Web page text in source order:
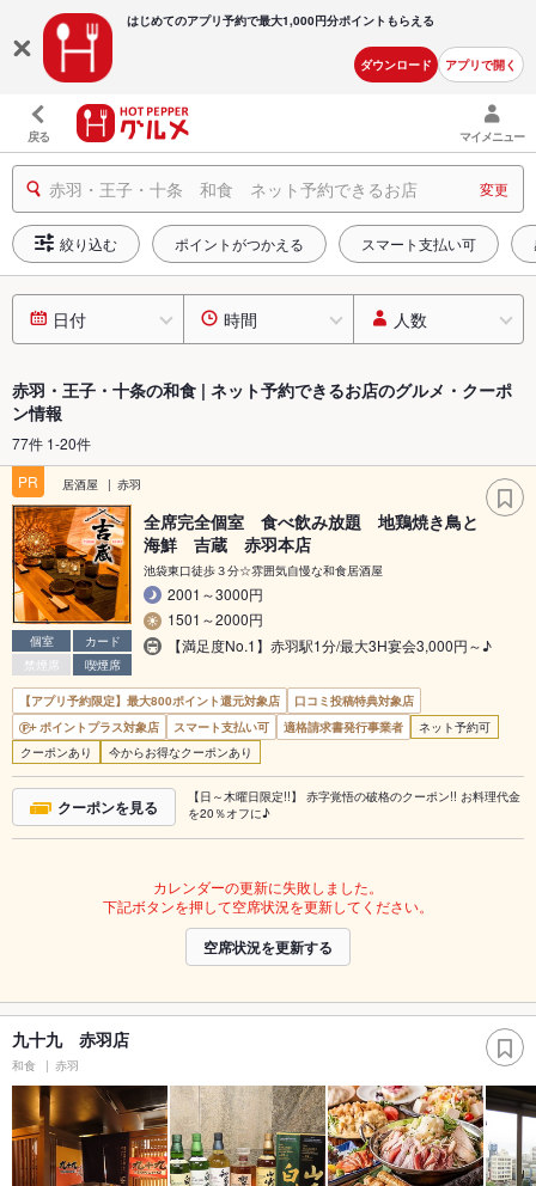
はじめてのアプリ予約で最大1,000円分ポイントもらえる
ダウンロード アプリで開く
戻る マイメニュー
赤羽・王子・十条 和食 ネット予約できるお店 変更
絞り込む ポイントがつかえる スマート支払い可
日付 時間 人数
赤羽・王子・十条の和食 | ネット予約できるお店のグルメ・クーポ
ン情報
77件 1-20件
PR
居酒屋 赤羽
個室
カード
禁煙席
喫煙席
全席完全個室 食べ飲み放題 地鶏焼き鳥と
海鮮 吉蔵 赤羽本店
池袋東口徒歩３分☆雰囲気自慢な和食居酒屋
2001～3000円
1501～2000円
【満足度No.1】赤羽駅1分/最大3H宴会3,000円～♪
【アプリ予約限定】最大800ポイント還元対象店
口コミ投稿特典対象店
ポイントプラス対象店
スマート支払い可 適格請求書発行事業者
ネット予約可
クーポンあり
今からお得なクーポンあり
クーポンを見る
【日～木曜日限定!!】 赤字覚悟の破格のクーポン!! お料理代金
を20％オフに♪
カレンダーの更新に失敗しました。
下記ボタンを押して空席状況を更新してください。
空席状況を更新する
九十九 赤羽店
和食 赤羽